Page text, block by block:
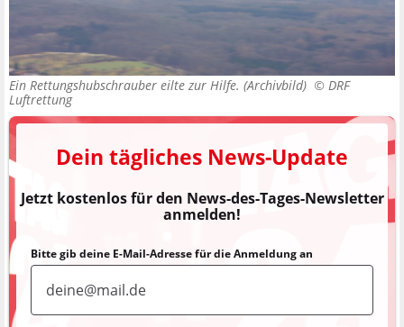
Ein Rettungshubschrauber eilte zur Hilfe. (Archivbild) © DRF
Luftrettung
Dein tägliches News-Update
Jetzt kostenlos für den News-des-Tages-Newsletter
anmelden!
Bitte gib deine E-Mail-Adresse für die Anmeldung an